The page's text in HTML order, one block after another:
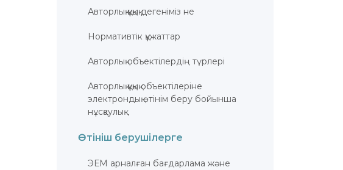
Авторлық құқық дегеніміз не
Нормативтік құжаттар
Авторлық объектілердің түрлері
Авторлық құқық объектілеріне
электрондық өтінім беру бойынша
нұсқаулық
Өтініш берушілерге
ЭЕМ арналған бағдарлама және